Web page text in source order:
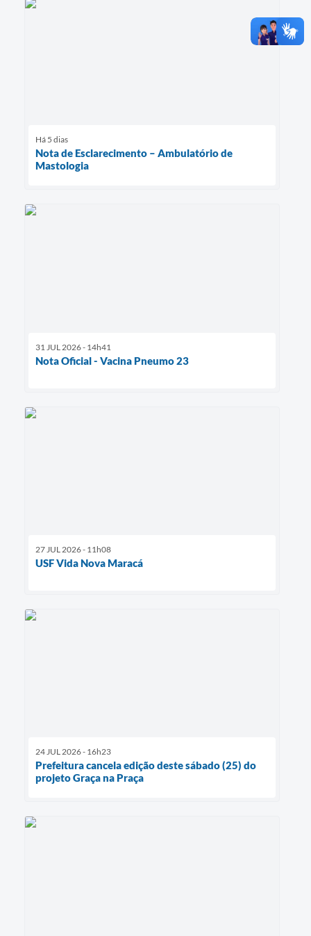
Há 5 dias
Nota de Esclarecimento – Ambulatório de
Mastologia
31 JUL 2026 - 14h41
Nota Oficial - Vacina Pneumo 23
27 JUL 2026 - 11h08
USF Vida Nova Maracá
24 JUL 2026 - 16h23
Prefeitura cancela edição deste sábado (25) do
projeto Graça na Praça